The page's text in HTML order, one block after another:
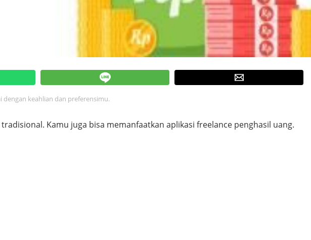
dengan keahlian dan preferensimu.
Kamu juga bisa memanfaatkan aplikasi freelance penghasil uang.